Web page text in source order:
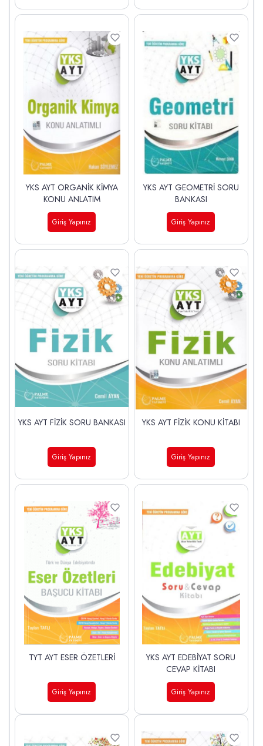
YKS AYT ORGANİK KİMYA
KONU ANLATIM
Giriş Yapınız
YKS AYT GEOMETRİ SORU
BANKASI
Giriş Yapınız
YKS AYT FİZİK SORU BANKASI
Giriş Yapınız
YKS AYT FİZİK KONU KİTABI
Giriş Yapınız
TYT AYT ESER ÖZETLERİ
Giriş Yapınız
YKS AYT EDEBİYAT SORU
CEVAP KİTABI
Giriş Yapınız